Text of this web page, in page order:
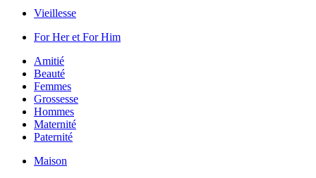
Vieillesse
For Her et For Him
Amitié
Beauté
Femmes
Grossesse
Hommes
Maternité
Paternité
Maison